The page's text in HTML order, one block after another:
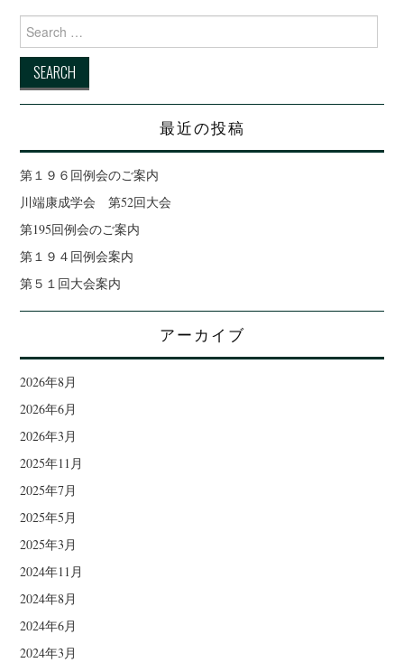
Search for:
最近の投稿
第１９６回例会のご案内
川端康成学会 第52回大会
第195回例会のご案内
第１９４回例会案内
第５１回大会案内
アーカイブ
2026年8月
2026年6月
2026年3月
2025年11月
2025年7月
2025年5月
2025年3月
2024年11月
2024年8月
2024年6月
2024年3月